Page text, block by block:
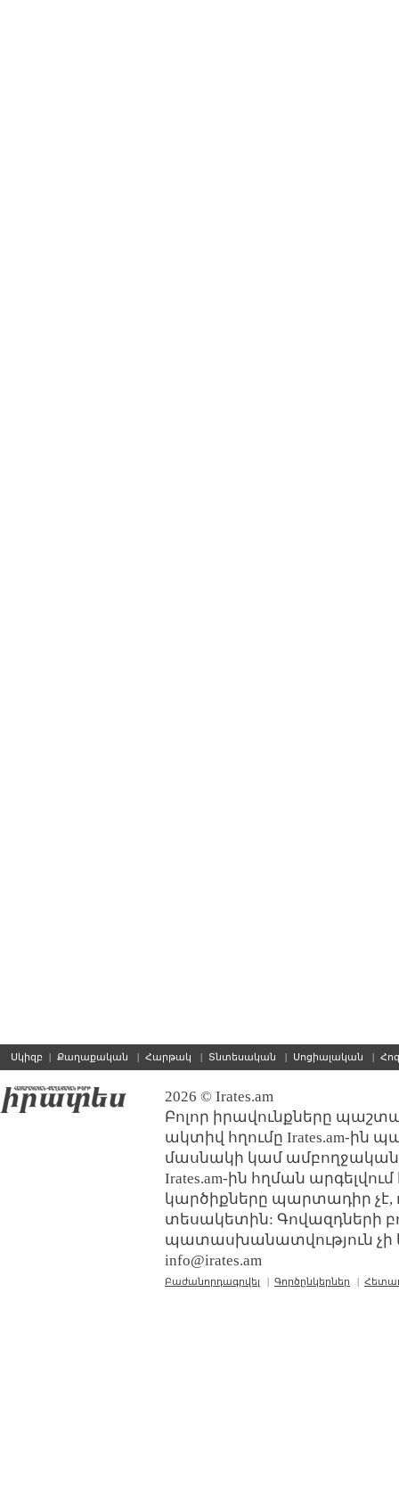
Սկիզբ | Քաղաքական | Հարթակ | Տնտեսական | Սոցիալական |
2026 © Irates.am
Բոլոր իրավունքները
ակտիվ հղումը Irates.am-ին
մասնակի կամ ամբողջական
Irates.am-ին հղման
կարծիքները պարտադիր չէ,
տեսակետին: Գովազդների
պատասխանատվություն չի
info@irates.am
Բաժանորդագրվել | Գործընկերներ |